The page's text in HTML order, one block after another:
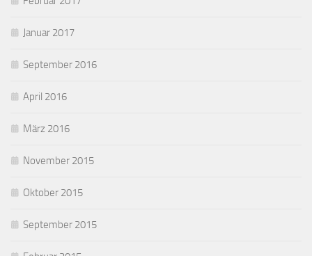
Januar 2017
September 2016
April 2016
März 2016
November 2015
Oktober 2015
September 2015